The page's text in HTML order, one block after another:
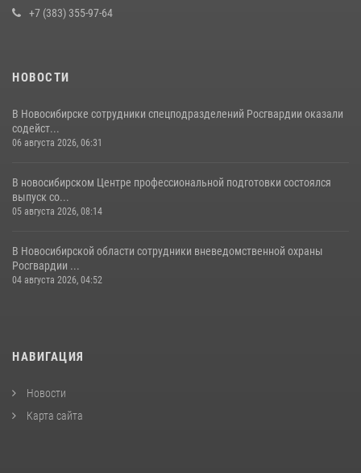
+7 (383) 355-97-64
НОВОСТИ
В Новосибирске сотрудники спецподразделений Росгвардии оказали
содейст...
06 августа 2026, 06:31
В новосибирском Центре профессиональной подготовки состоялся
выпуск со...
05 августа 2026, 08:14
В Новосибирской области сотрудники вневедомственной охраны
Росгвардии ...
04 августа 2026, 04:52
НАВИГАЦИЯ
Новости
Карта сайта